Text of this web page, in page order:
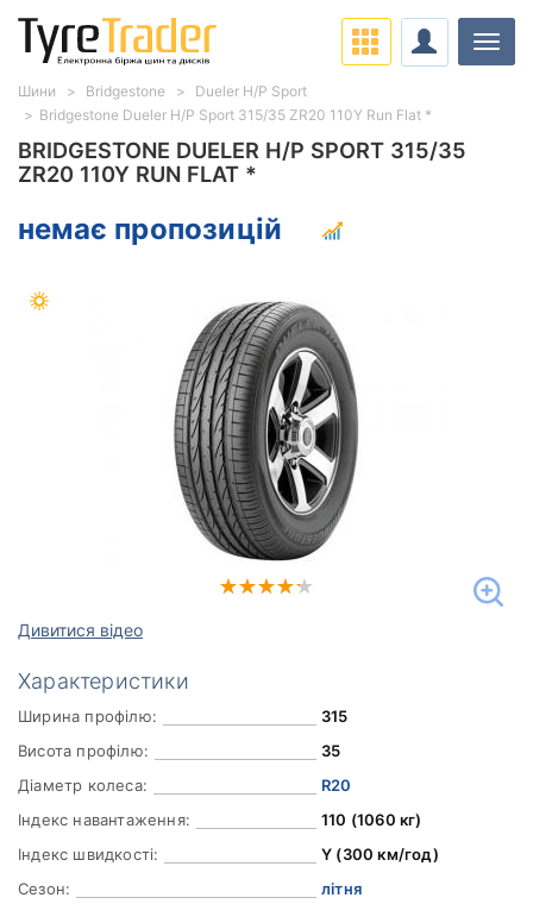
BRIDGESTONE DUELER H/P SPORT 315/35
ZR20 110Y RUN FLAT *
немає пропозицій
Дивитися відео
Характеристики
Ширина профілю:
315
Висота профілю:
35
Діаметр колеса:
R20
Індекс навантаження:
110 (1060 кг)
Індекс швидкості:
Y (300 км/год)
Сезон:
літня
Шини Bridgestone
Dueler H/P Sport
Bridgestone Dueler H/P Sport 315/35 ZR20 110Y Run Flat *